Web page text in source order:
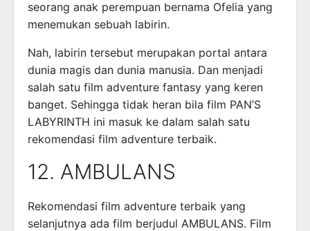
seorang anak perempuan bernama Ofelia yang
menemukan sebuah labirin.
Nah, labirin tersebut merupakan portal antara
dunia magis dan dunia manusia. Dan menjadi
salah satu film adventure fantasy yang keren
banget. Sehingga tidak heran bila film PAN’S
LABYRINTH ini masuk ke dalam salah satu
rekomendasi film adventure terbaik.
12. AMBULANS
Rekomendasi film adventure terbaik yang
selanjutnya ada film berjudul AMBULANS. Film